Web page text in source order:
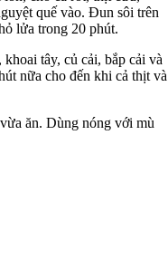
quế vào. Đun sôi trên
lửa trong 20 phút.
tây, củ cải, bắp cải và
nữa cho đến khi cả thịt và
ăn. Dùng nóng với mù